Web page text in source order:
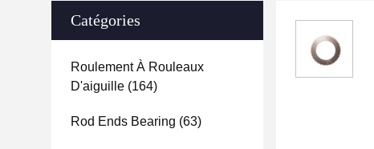
Catégories
Roulement À Rouleaux
D'aiguille (164)
Rod Ends Bearing (63)